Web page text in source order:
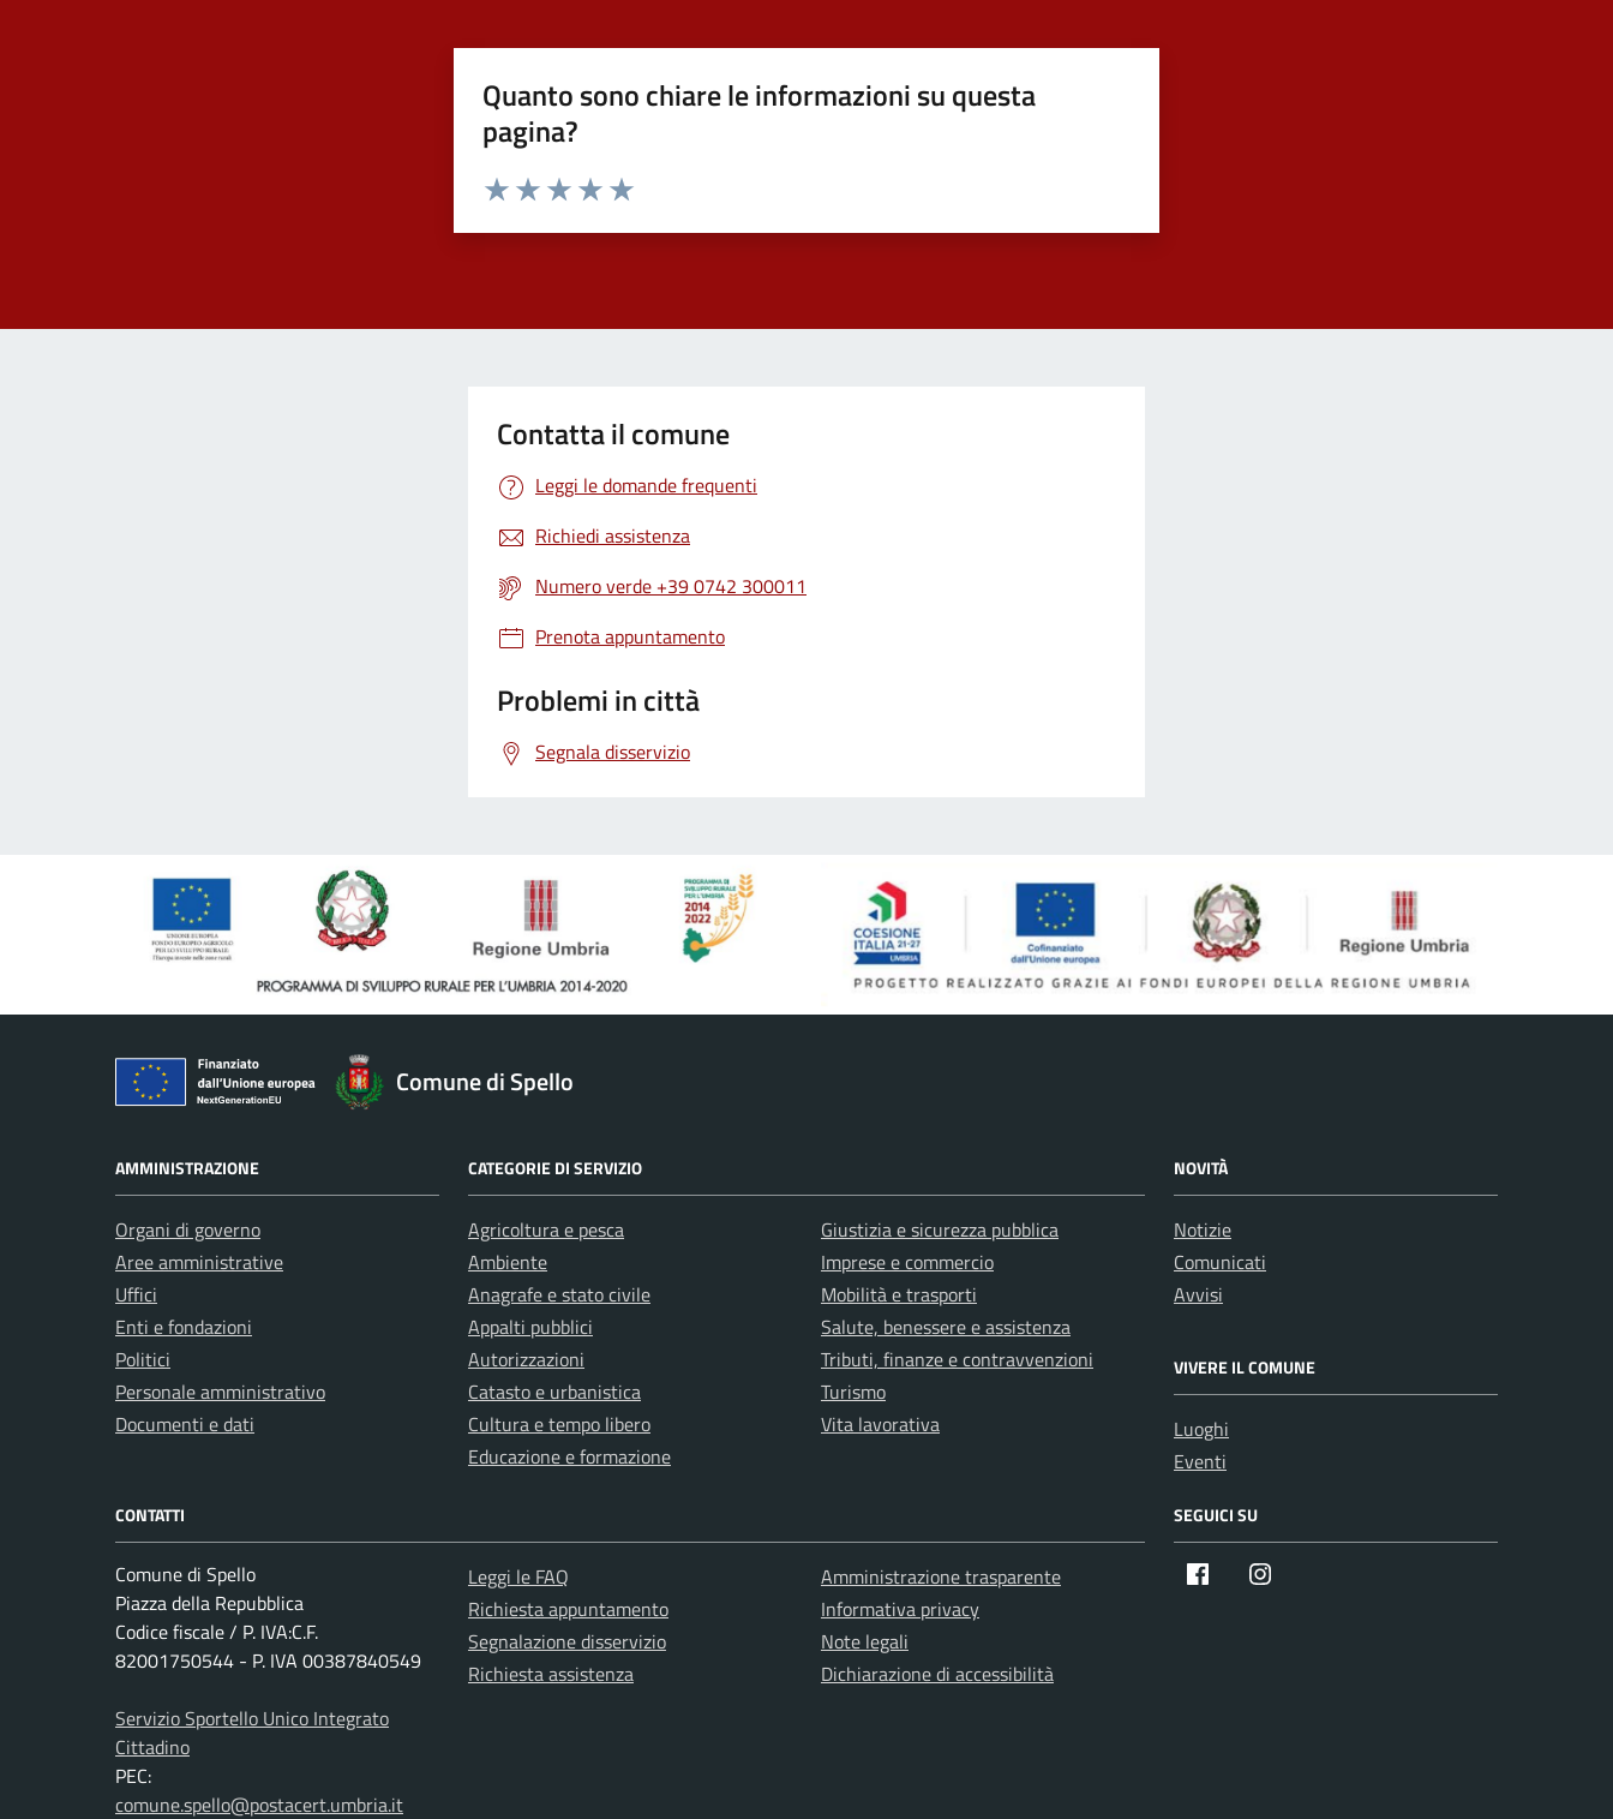
Quanto sono chiare le informazioni su questa
pagina?
Contatta il comune
Leggi le domande frequenti
Richiedi assistenza
Numero verde +39 0742 300011
Prenota appuntamento
Problemi in città
Segnala disservizio
Comune di Spello
AMMINISTRAZIONE
Organi di governo
Aree amministrative
Uffici
Enti e fondazioni
Politici
Personale amministrativo
Documenti e dati
CATEGORIE DI SERVIZIO
Agricoltura e pesca
Ambiente
Anagrafe e stato civile
Appalti pubblici
Autorizzazioni
Catasto e urbanistica
Cultura e tempo libero
Educazione e formazione
Giustizia e sicurezza pubblica
Imprese e commercio
Mobilità e trasporti
Salute, benessere e assistenza
Tributi, finanze e contravvenzioni
Turismo
Vita lavorativa
NOVITÀ
Notizie
Comunicati
Avvisi
VIVERE IL COMUNE
Luoghi
Eventi
CONTATTI
Comune di Spello
Piazza della Repubblica
Codice fiscale / P. IVA:C.F.
82001750544 - P. IVA 00387840549
Servizio Sportello Unico Integrato
Cittadino
PEC:
comune.spello@postacert.umbria.it
Leggi le FAQ
Richiesta appuntamento
Segnalazione disservizio
Richiesta assistenza
Amministrazione trasparente
Informativa privacy
Note legali
Dichiarazione di accessibilità
SEGUICI SU
Facebook